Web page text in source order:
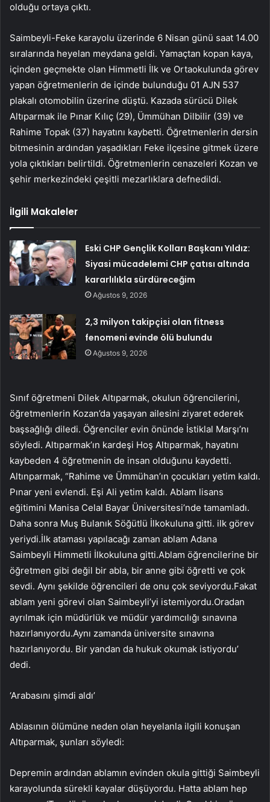
olduğu ortaya çıktı.
Saimbeyli-Feke karayolu üzerinde 6 Nisan günü saat 14.00
sıralarında heyelan meydana geldi. Yamaçtan kopan kaya,
içinden geçmekte olan Himmetli İlk ve Ortaokulunda görev
yapan öğretmenlerin de içinde bulunduğu 01 AJN 537
plakalı otomobilin üzerine düştü. Kazada sürücü Dilek
Altıparmak ile Pınar Kılıç (29), Ümmühan Dilbilir (39) ve
Rahime Topak (37) hayatını kaybetti. Öğretmenlerin dersin
bitmesinin ardından yaşadıkları Feke ilçesine gitmek üzere
yola çıktıkları belirtildi. Öğretmenlerin cenazeleri Kozan ve
şehir merkezindeki çeşitli mezarlıklara defnedildi.
İlgili Makaleler
Eski CHP Gençlik Kolları Başkanı Yıldız:
Siyasi mücadelemi CHP çatısı altında
kararlılıkla sürdüreceğim
Ağustos 9, 2026
2,3 milyon takipçisi olan fitness
fenomeni evinde ölü bulundu
Ağustos 9, 2026
Sınıf öğretmeni Dilek Altıparmak, okulun öğrencilerini,
öğretmenlerin Kozan’da yaşayan ailesini ziyaret ederek
başsağlığı diledi. Öğrenciler evin önünde İstiklal Marşı’nı
söyledi. Altıparmak’ın kardeşi Hoş Altıparmak, hayatını
kaybeden 4 öğretmenin de insan olduğunu kaydetti.
Altınparmak, “Rahime ve Ümmühan’ın çocukları yetim kaldı.
Pınar yeni evlendi. Eşi Ali yetim kaldı. Ablam lisans
eğitimini Manisa Celal Bayar Üniversitesi’nde tamamladı.
Daha sonra Muş Bulanık Söğütlü İlkokuluna gitti. ilk görev
yeriydi.İlk ataması yapılacağı zaman ablam Adana
Saimbeyli Himmetli İlkokuluna gitti.Ablam öğrencilerine bir
öğretmen gibi değil bir abla, bir anne gibi öğretti ve çok
sevdi. Aynı şekilde öğrencileri de onu çok seviyordu.Fakat
ablam yeni görevi olan Saimbeyli’yi istemiyordu.Oradan
ayrılmak için müdürlük ve müdür yardımcılığı sınavına
hazırlanıyordu.Aynı zamanda üniversite sınavına
hazırlanıyordu. Bir yandan da hukuk okumak istiyordu’
dedi.
‘Arabasını şimdi aldı’
Ablasının ölümüne neden olan heyelanla ilgili konuşan
Altıparmak, şunları söyledi:
Depremin ardından ablamın evinden okula gittiği Saimbeyli
karayolunda sürekli kayalar düşüyordu. Hatta ablam hep